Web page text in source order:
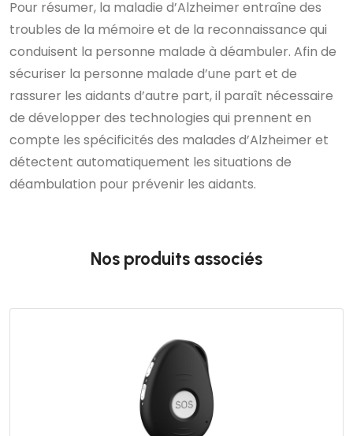
Pour résumer, la maladie d’Alzheimer entraîne des
troubles de la mémoire et de la reconnaissance qui
conduisent la personne malade à déambuler. Afin de
sécuriser la personne malade d’une part et de
rassurer les aidants d’autre part, il paraît nécessaire
de développer des technologies qui prennent en
compte les spécificités des malades d’Alzheimer et
détectent automatiquement les situations de
déambulation pour prévenir les aidants.
Nos produits associés